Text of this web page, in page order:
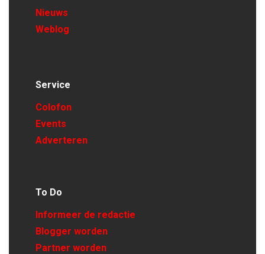
Nieuws
Weblog
Service
Colofon
Events
Adverteren
To Do
Informeer de redactie
Blogger worden
Partner worden